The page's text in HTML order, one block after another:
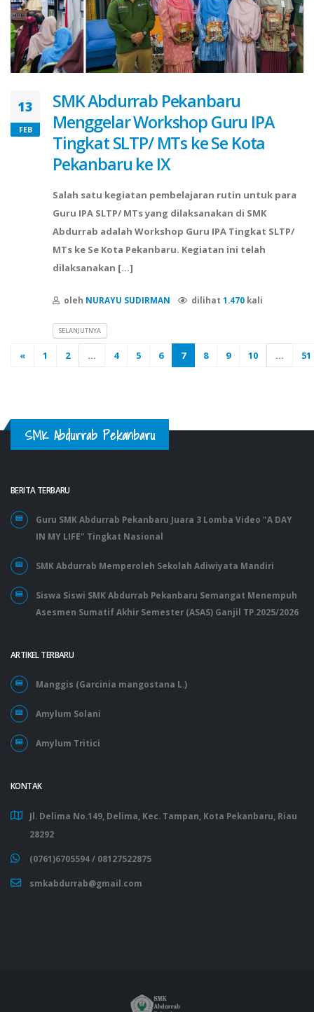
13
FEB
SMK Abdurrab Pekanbaru
Menggelar Workshop Guru IPA
Tingkat SLTP/ MTs ke Se Kota
Pekanbaru ke IX
Salah satu kegiatan pembelajaran rutin untuk para
Guru IPA SLTP/ MTs yang dilaksanakan di SMK
Abdurrab adalah Workshop Guru IPA Tingkat SLTP/
MTs ke Se Kota Pekanbaru. Kegiatan ini telah
dilaksanakan [...]
oleh NURAYU SUDIRMAN dilihat 1.470 kali
SELANJUTNYA
« 1 2 ... 4 5 6 7 8 9 10 ... 51
SMK Abdurrab Pekanbaru
BERITA TERBARU
Guru SMK Abdurrab Pekanbaru Juara 3 Lomba Video "A DAY
IN MY LIFE" Tingkat Nasional
SMK Abdurrab Memperoleh Sekolah Adiwiyata Mandiri
Siswa Siswi SMK Abdurrab Pekanbaru Semangat Menempuh
Asesmen Sumatif Akhir Semester (ASAS) Ganjil TP.2025/2026
ARTIKEL TERBARU
Manggis (Garcinia mangostana L.)
Amylum Solani
Amylum Tritici
KONTAK
Jl. Delima No.149, Delima, Kec. Tampan, Kota Pekanbaru, Riau
28292
(0761)6705594 / 08127522875
smkabdurrab@gmail.com